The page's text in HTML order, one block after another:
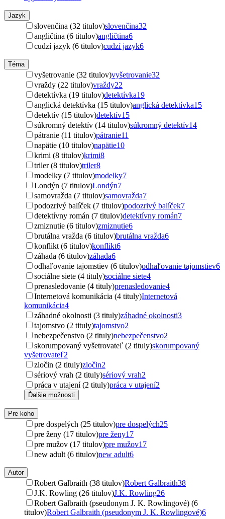
Jazyk
slovenčina (32 titulov)slovenčina32
angličtina (6 titulov)angličtina6
cudzí jazyk (6 titulov)cudzí jazyk6
Téma
vyšetrovanie (32 titulov)vyšetrovanie32
vraždy (22 titulov)vraždy22
detektívka (19 titulov)detektívka19
anglická detektívka (15 titulov)anglická detektívka15
detektív (15 titulov)detektív15
súkromný detektív (14 titulov)súkromný detektív14
pátranie (11 titulov)pátranie11
napätie (10 titulov)napätie10
krimi (8 titulov)krimi8
triler (8 titulov)triler8
modelky (7 titulov)modelky7
Londýn (7 titulov)Londýn7
samovražda (7 titulov)samovražda7
podozrivý balíček (7 titulov)podozrivý balíček7
detektívny román (7 titulov)detektívny román7
zmiznutie (6 titulov)zmiznutie6
brutálna vražda (6 titulov)brutálna vražda6
konflikt (6 titulov)konflikt6
záhada (6 titulov)záhada6
odhaľovanie tajomstiev (6 titulov)odhaľovanie tajomstiev6
sociálne siete (4 tituly)sociálne siete4
prenasledovanie (4 tituly)prenasledovanie4
Internetová komunikácia (4 tituly)Internetová
komunikácia4
záhadné okolnosti (3 tituly)záhadné okolnosti3
tajomstvo (2 tituly)tajomstvo2
nebezpečenstvo (2 tituly)nebezpečenstvo2
skorumpovaný vyšetrovateľ (2 tituly)skorumpovaný
vyšetrovateľ2
zločin (2 tituly)zločin2
sériový vrah (2 tituly)sériový vrah2
práca v utajení (2 tituly)práca v utajení2
Ďalšie možnosti
Pre koho
pre dospelých (25 titulov)pre dospelých25
pre ženy (17 titulov)pre ženy17
pre mužov (17 titulov)pre mužov17
new adult (6 titulov)new adult6
Autor
Robert Galbraith (38 titulov)Robert Galbraith38
J.K. Rowling (26 titulov)J.K. Rowling26
Robert Galbraith (pseudonym J. K. Rowlingové) (6
titulov)Robert Galbraith (pseudonym J. K. Rowlingové)6